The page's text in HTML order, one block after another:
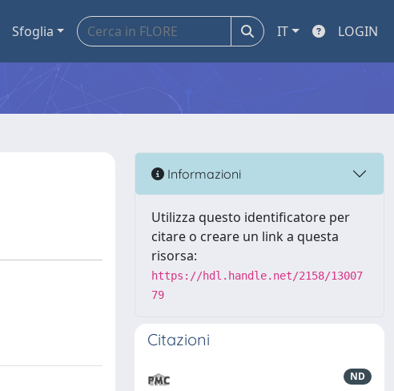
Sfoglia IT LOGIN
Informazioni
Utilizza questo identificatore per
citare o creare un link a questa
risorsa:
https://hdl.handle.net/2158/13007
79
Citazioni
ND